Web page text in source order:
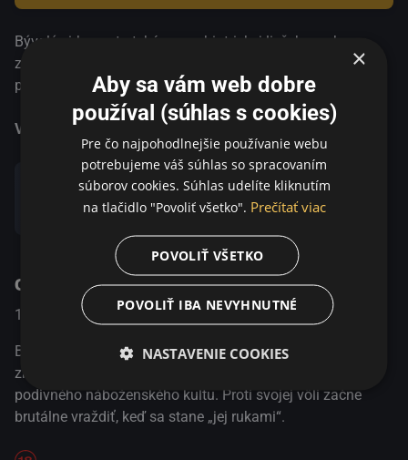
Bývalý cirkusant uteká z psychiatrickej liečebne, aby sa
znovu stretol so svojou bezruko matkou – vodkyňou
podivného náboženského kultu. Proti svojej vôli začne
brutálne vraždiť, keď sa stane „jej rukami“.
Viac informácií
O programe
1989 Taliansko / Mexiko Dráma / Thriller
Bývalý cirkusant uteká z psychiatrickej liečebne, aby sa
znovu stretol so svojou bezruko matkou – vodkyňou
podivného náboženského kultu. Proti svojej vôli začne
brutálne vraždiť, keď sa stane „jej rukami“.
×
Aby sa vám web dobre
používal (súhlas s cookies)
Pre čo najpohodlnejšie používanie webu
potrebujeme váš súhlas so spracovaním
súborov cookies. Súhlas udelíte kliknutím
na tlačidlo "Povoliť všetko". Prečítať viac
POVOLIŤ VŠETKO
POVOLIŤ IBA NEVYHNUTNÉ
NASTAVENIE COOKIES